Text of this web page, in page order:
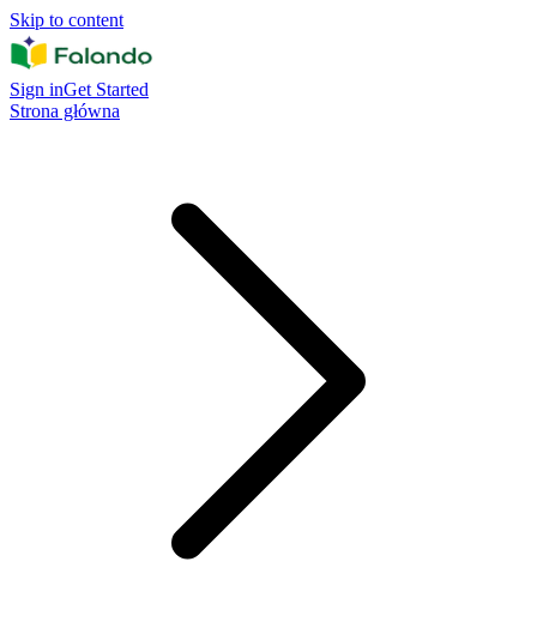
Skip to content
Sign inGet Started
Strona główna